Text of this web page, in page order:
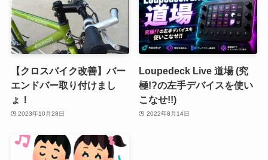
【クロスバイク改善】バー
エンドバー取り付けまし
ょ！
2023年10月28日
Loupedeck Live 道場 (究
極!?の左手デバイスを使い
こなせ!!)
2022年8月14日